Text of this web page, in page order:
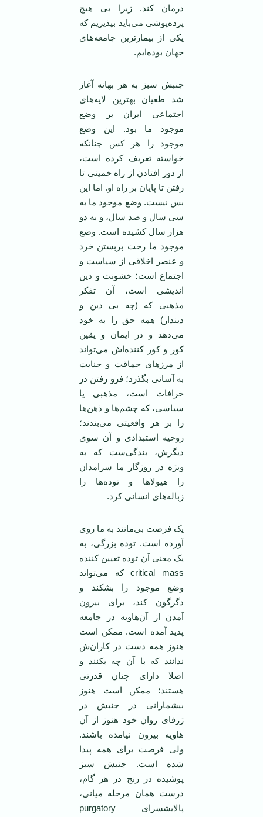
درمان کند. زیرا بی هیچ
پرده‌پوشی می‌باید بپذیریم که
یکی از بیمارترین جامعه‌های
جهان بوده‌ایم.
جنبش سبز به هر بهانه آغاز
شد طغیان بهترین لایه‌های
اجتماعی ایران بر وضع
موجود ما بود. این وضع
موجود را هر کس چنانکه
خواسته تعریف کرده است،
از دور افتادن از راه خمینی تا
رفتن تا پایان بر راه او. اما این
بس نیست. وضع موجود ما به
سی سال و صد سال، و به دو
هزار سال کشیده است. وضع
موجود ما رخت بربستن خرد
و عنصر اخلاقی از سیاست و
اجتماع است؛ خشونت و دین
اندیشی است، آن تفکر
مذهبی که (چه بی دین و
دیندار) همه حق را به خود
می‌دهد و در ایمان و یقین
کور و کور کننده‌اش می‌تواند
از مرز‌های حماقت و جنایت
به آسانی بگذرد؛ فرو رفتن در
خرافات است، مذهبی یا
سیاسی، که چشم‌ها و ذهن‌ها
را بر هر واقعیتی می‌بندند؛
روحیه استبدادی و آن سوی
دیگر‌ش، بندگی‌ست که به
ویژه در روزگار ما سرامدان
را هیولا‌ها و توده‌ها را
زباله‌های انسانی کرد.
یک فرصت بی‌مانند به ما روی
آورده است. توده بزرگی، به
یک معنی آن توده تعیین کننده
critical mass که می‌تواند
وضع موجود را بشکند و
دگرگون کند، برای بیرون
آمدن از آن‌هاویه در جامعه
پدید آمده است. ممکن است
هنوز همه دست در کاران‌ش
ندانند که با آن چه بکنند و
اصلا دارای چنان قدرتی
هستند؛ ممکن است هنوز
بیشمارانی در جنبش در
ژرفای روان خود هنوز از آن‌
هاویه بیرون نیامده باشند.
ولی فرصت برای همه پیدا
شده است. جنبش سبز
پوشیده در رنج در هر گام،
درست همان مرحله میانی،
پالایشسرای purgatory